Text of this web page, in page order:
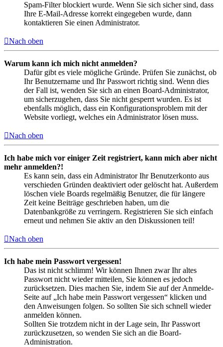
Spam-Filter blockiert wurde. Wenn Sie sich sicher sind, dass
Ihre E-Mail-Adresse korrekt eingegeben wurde, dann
kontaktieren Sie einen Administrator.
Nach oben
Warum kann ich mich nicht anmelden?
Dafür gibt es viele mögliche Gründe. Prüfen Sie zunächst, ob
Ihr Benutzername und Ihr Passwort richtig sind. Wenn dies
der Fall ist, wenden Sie sich an einen Board-Administrator,
um sicherzugehen, dass Sie nicht gesperrt wurden. Es ist
ebenfalls möglich, dass ein Konfigurationsproblem mit der
Website vorliegt, welches ein Administrator lösen muss.
Nach oben
Ich habe mich vor einiger Zeit registriert, kann mich aber nicht
mehr anmelden?!
Es kann sein, dass ein Administrator Ihr Benutzerkonto aus
verschieden Gründen deaktiviert oder gelöscht hat. Außerdem
löschen viele Boards regelmäßig Benutzer, die für längere
Zeit keine Beiträge geschrieben haben, um die
Datenbankgröße zu verringern. Registrieren Sie sich einfach
erneut und nehmen Sie aktiv an den Diskussionen teil!
Nach oben
Ich habe mein Passwort vergessen!
Das ist nicht schlimm! Wir können Ihnen zwar Ihr altes
Passwort nicht wieder mitteilen, Sie können es jedoch
zurücksetzen. Dies machen Sie, indem Sie auf der Anmelde-
Seite auf „Ich habe mein Passwort vergessen“ klicken und
den Anweisungen folgen. So sollten Sie sich schnell wieder
anmelden können.
Sollten Sie trotzdem nicht in der Lage sein, Ihr Passwort
zurückzusetzen, so wenden Sie sich an die Board-
Administration.